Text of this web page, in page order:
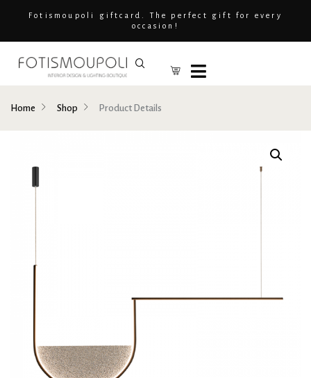
Fotismoupoli giftcard. The perfect gift for every
occasion!
Home Shop Product Details